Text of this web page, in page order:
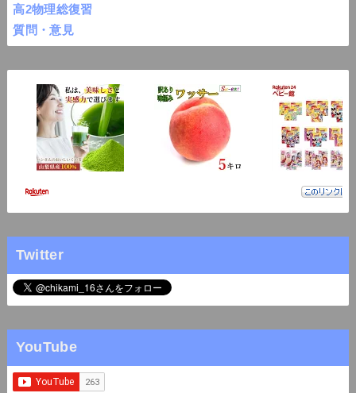
高2物理総復習
質問・意見
Twitter
YouTube